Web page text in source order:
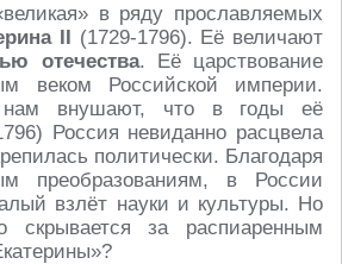
в ряду прославляемых
II (1729-1796). Её величают
отечества. Её царствование
веком Российской империи.
внушают, что в годы её
Россия невиданно расцвела
политически. Благодаря
преобразованиям, в России
взлёт науки и культуры. Но
за распиаренным